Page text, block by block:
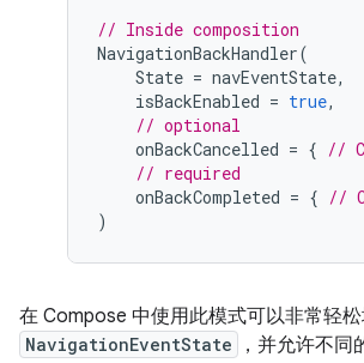
// Inside composition
NavigationBackHandler(
State = navEventState,
isBackEnabled = true,
// optional
onBackCancelled = { //
// required
onBackCompleted = { //
)
在 Compose 中使用此模式可以非常轻
NavigationEventState
，并允许不同